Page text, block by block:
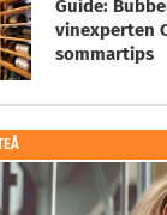
Guide:
vinexperten
sommartips